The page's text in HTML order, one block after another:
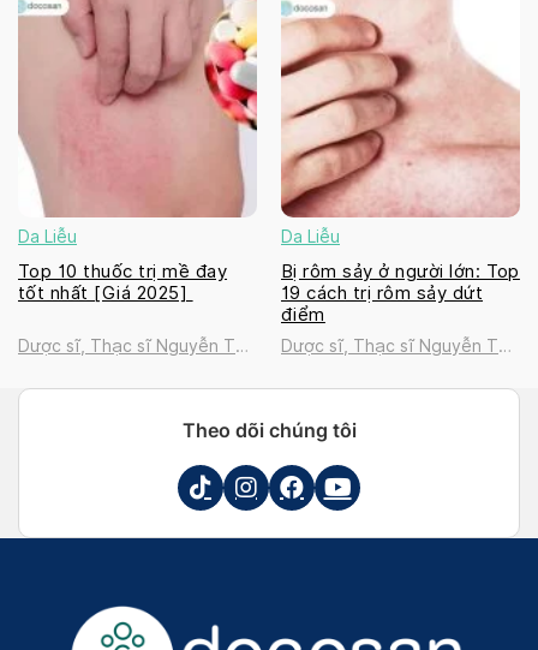
Da Liễu
Top 10 thuốc trị mề đay
tốt nhất [Giá 2025]
Dược sĩ, Thạc sĩ Nguyễn Thị
Da Liễu
Bị rôm sảy ở người lớn: Top
19 cách trị rôm sảy dứt
điểm
Dược sĩ, Thạc sĩ Nguyễn Thị
Theo dõi chúng tôi